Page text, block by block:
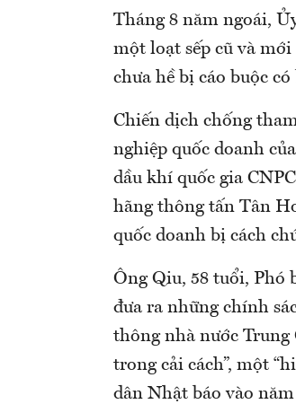
Tháng 8 năm ngoái,
một loạt sếp cũ và mới
chưa hề bị cáo buộc
Chiến dịch chống
nghiệp quốc doanh
dầu khí quốc gia
hãng thông tấn Tân
quốc doanh bị cách
Ông Qiu, 58 tuổi, Phó
đưa ra những chính
thông nhà nước
trong cải cách”, một
dân Nhật báo vào